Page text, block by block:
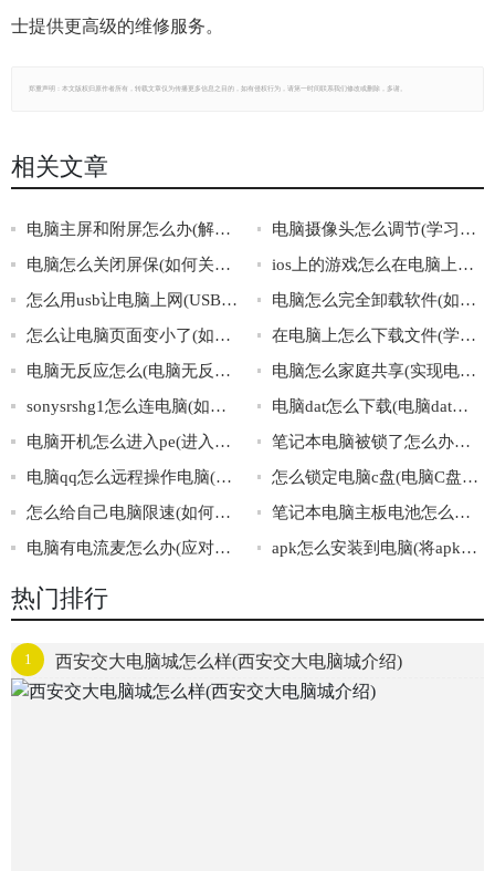
士提供更高级的维修服务。
郑重声明：本文版权归原作者所有，转载文章仅为传播更多信息之目的，如有侵权行为，请第一时间联系我们修改或删除，多谢。
相关文章
电脑主屏和附屏怎么办(解决电脑主屏和附屏显示问题的方法)
电脑摄像头怎么调节(学习如何调节电脑摄像头)
电脑怎么关闭屏保(如何关闭电脑屏保)
ios上的游戏怎么在电脑上玩(电脑能否运行ios上的游戏)
怎么用usb让电脑上网(USB连接电脑)
电脑怎么完全卸载软件(如何彻底删除电脑上的软件)
怎么让电脑页面变小了(如何缩小电脑页面)
在电脑上怎么下载文件(学会使用电脑下载文件)
电脑无反应怎么(电脑无反应解决方法)
电脑怎么家庭共享(实现电脑家庭共享的方法)
sonysrshg1怎么连电脑(如何正确连接sonysrshg1和电脑)
电脑dat怎么下载(电脑dat文件下载方法)
电脑开机怎么进入pe(进入pe的方法)
笔记本电脑被锁了怎么办啊(笔记本电脑被锁了的解决方法)
电脑qq怎么远程操作电脑(学会电脑QQ远程操作电脑)
怎么锁定电脑c盘(电脑C盘锁定方法)
怎么给自己电脑限速(如何将电脑速度限制在一个安全的范围内)
笔记本电脑主板电池怎么换(换笔记本电脑主板电池的注意事项)
电脑有电流麦怎么办(应对电脑电流麦的几种方法)
apk怎么安装到电脑(将apk安装到电脑的步骤)
热门排行
1 西安交大电脑城怎么样(西安交大电脑城介绍)